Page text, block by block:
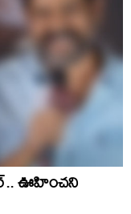
ఊహించని